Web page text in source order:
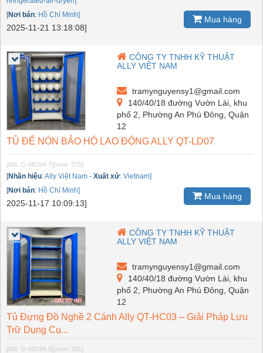
[Nơi bán: Hồ Chí Minh]
2025-11-21 13:18:08]
Mua hàng
CÔNG TY TNHH KỸ THUẬT
ALLY VIỆT NAM
tramynguyensy1@gmail.com
140/40/18 đường Vườn Lài, khu
phố 2, Phường An Phú Đông, Quận
12
TỦ ĐỂ NÓN BẢO HỘ LAO ĐỘNG ALLY QT-LD07
[Mã: G-68194-7][xem: 375]
[Nhãn hiệu:Ally Việt Nam - Xuất xứ: Vietnam]
[Nơi bán: Hồ Chí Minh]
2025-11-17 10:09:13]
Mua hàng
CÔNG TY TNHH KỸ THUẬT
ALLY VIỆT NAM
tramynguyensy1@gmail.com
140/40/18 đường Vườn Lài, khu
phố 2, Phường An Phú Đông, Quận
12
Tủ Đựng Đồ Nghề 2 Cánh Ally QT-HC03 – Giải Pháp Lưu
Trữ Dụng Cụ...
[Mã: G-68194-6][xem: 381]